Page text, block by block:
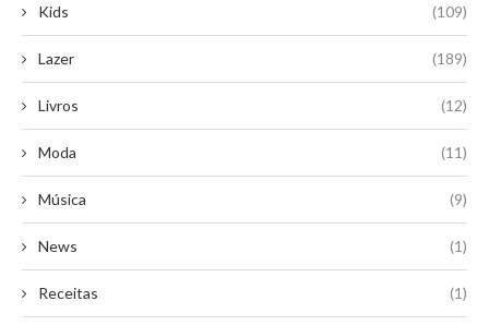
Kids (109)
Lazer (189)
Livros (12)
Moda (11)
Música (9)
News (1)
Receitas (1)